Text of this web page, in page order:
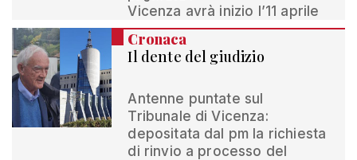
Vicenza avrà inizio l’11 aprile
Cronaca
Il dente del giudizio
Antenne puntate sul
Tribunale di Vicenza:
depositata dal pm la richiesta
di rinvio a processo del